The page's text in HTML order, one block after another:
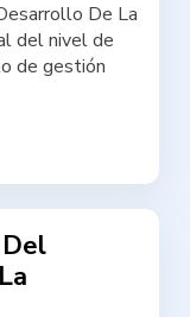
De La
del nivel de
de gestión